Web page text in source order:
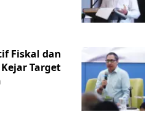
Fiskal dan
Target